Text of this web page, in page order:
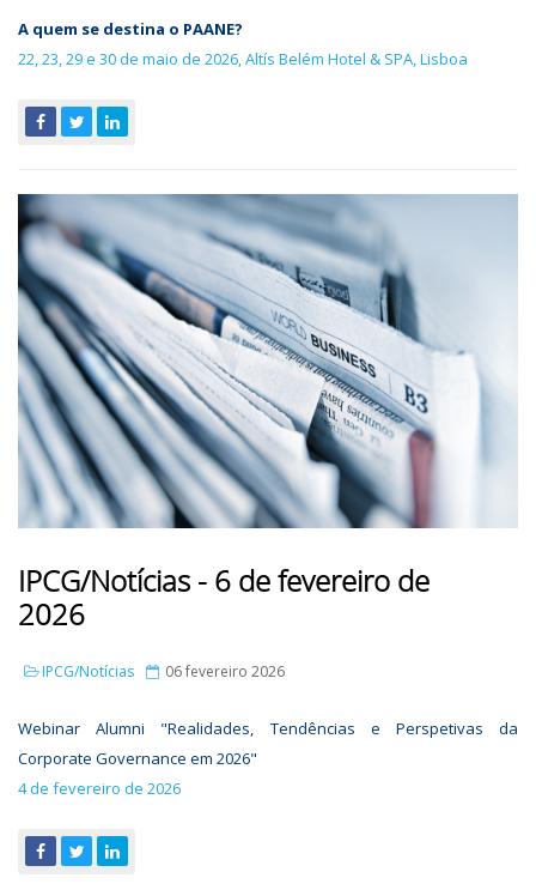
A quem se destina o PAANE?
22, 23, 29 e 30 de maio de 2026, Altís Belém Hotel & SPA, Lisboa
IPCG/Notícias - 6 de fevereiro de
2026
IPCG/Notícias 06 fevereiro 2026
Webinar Alumni "Realidades, Tendências e Perspetivas da
Corporate Governance em 2026"
4 de fevereiro de 2026